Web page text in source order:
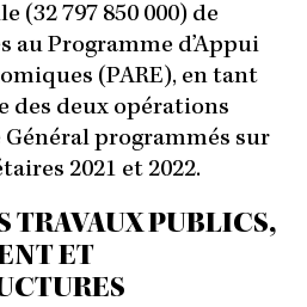
(32 797 850 000) de
au Programme d’Appui
(PARE), en tant
des deux opérations
Général programmés sur
2021 et 2022.
TRAVAUX PUBLICS,
ET